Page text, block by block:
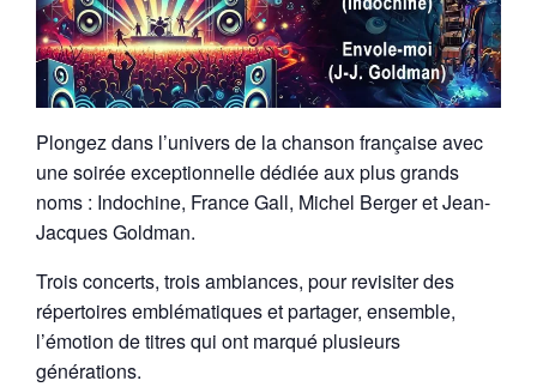
Plongez dans l’univers de la chanson française avec
une soirée exceptionnelle dédiée aux plus grands
noms : Indochine, France Gall, Michel Berger et Jean-
Jacques Goldman.
Trois concerts, trois ambiances, pour revisiter des
répertoires emblématiques et partager, ensemble,
l’émotion de titres qui ont marqué plusieurs
générations.